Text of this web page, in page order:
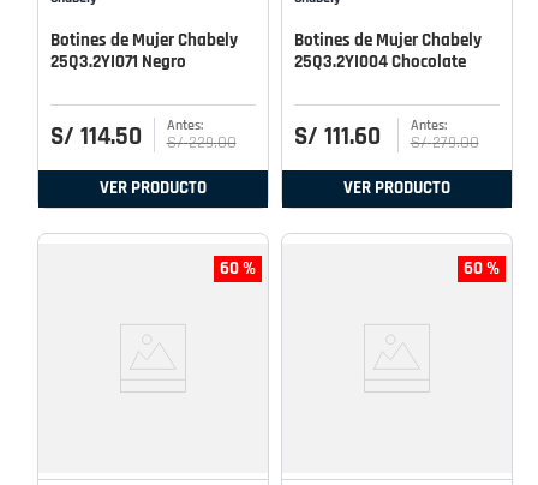
Botines de Mujer Chabely
25Q3.2YI071 Negro
S/ 114.50 S/ 229.00
VER PRODUCTO
Botines de Mujer Chabely
25Q3.2YI004 Chocolate
S/ 111.60 S/ 279.00
VER PRODUCTO
60 % 60 %